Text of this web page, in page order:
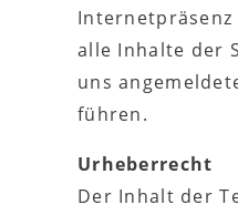
alle Inhalte der
uns
führen.
Urheberrecht
Der Inhalt der